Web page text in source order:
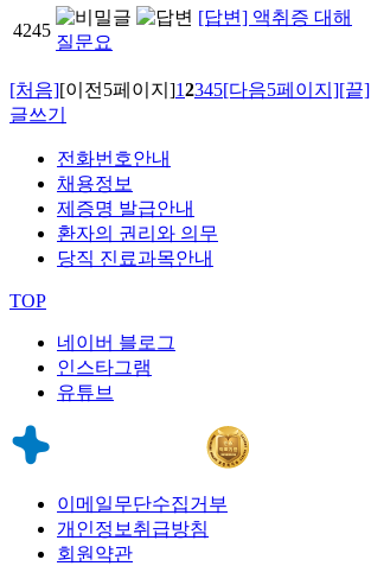
4245
[답변] 액취증 대해
질문요
[처음][이전5페이지]12345[다음5페이지][끝]
글쓰기
전화번호안내
채용정보
제증명 발급안내
환자의 권리와 의무
당직 진료과목안내
TOP
네이버 블로그
인스타그램
유튜브
이메일무단수집거부
개인정보취급방침
회원약관